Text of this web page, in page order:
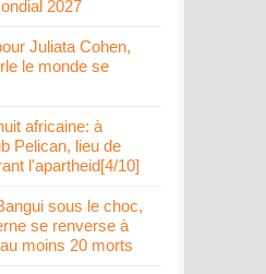
2027
Juliata Cohen,
le monde se
africaine: à
Pelican, lieu de
l'apartheid[4/10]
sous le choc,
se renverse à
moins 20 morts